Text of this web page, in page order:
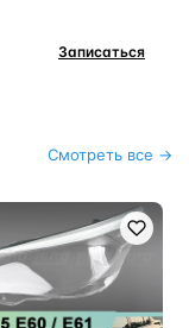
Записаться
Смотреть все →